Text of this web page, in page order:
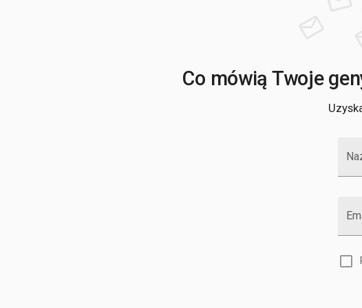
Co mówią Twoje